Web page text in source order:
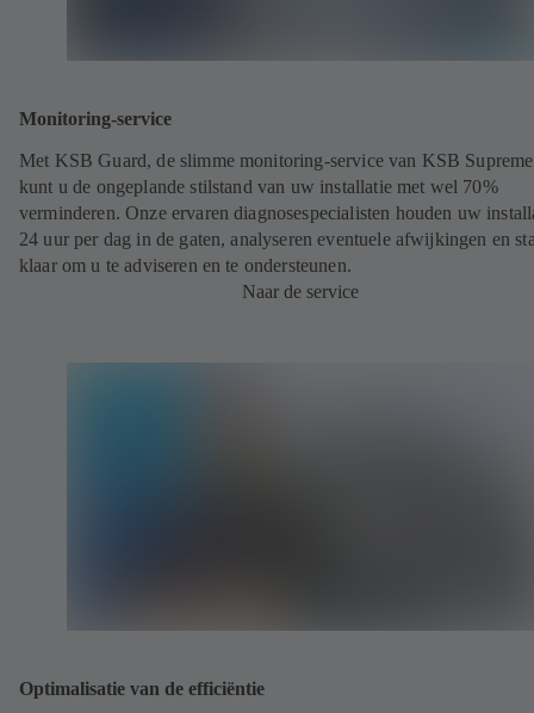
Monitoring-service
Met KSB Guard, de slimme monitoring-service van KSB
kunt u de ongeplande stilstand van uw installatie met wel 70%
verminderen. Onze ervaren diagnosespecialisten houden uw
24 uur per dag in de gaten, analyseren eventuele afwijkingen en
klaar om u te adviseren en te ondersteunen.
Naar de service
Optimalisatie van de efficiëntie